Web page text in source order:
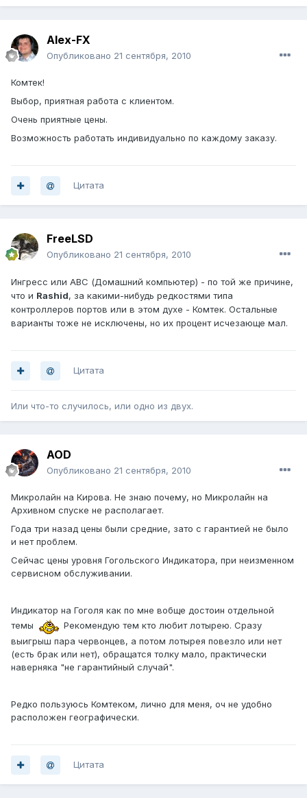
Alex-FX
Опубликовано 21 сентября, 2010
Комтек!
Выбор, приятная работа с клиентом.
Очень приятные цены.
Возможность работать индивидуально по каждому заказу.
Цитата
FreeLSD
Опубликовано 21 сентября, 2010
Ингресс или АВС (Домашний компьютер) - по той же причине,
что и Rashid, за какими-нибудь редкостями типа
контроллеров портов или в этом духе - Комтек. Остальные
варианты тоже не исключены, но их процент исчезающе мал.
Цитата
Или что-то случилось, или одно из двух.
AOD
Опубликовано 21 сентября, 2010
Микролайн на Кирова. Не знаю почему, но Микролайн на
Архивном спуске не располагает.
Года три назад цены были средние, зато с гарантией не было
и нет проблем.
Сейчас цены уровня Гогольского Индикатора, при неизменном
сервисном обслуживании.
Индикатор на Гоголя как по мне вобще достоин отдельной
темы
Рекомендую тем кто любит лотырею. Сразу
выигрыш пара червонцев, а потом лотырея повезло или нет
(есть брак или нет), обращатся толку мало, практически
наверняка "не гарантийный случай".
Редко пользуюсь Комтеком, лично для меня, оч не удобно
расположен географически.
Цитата